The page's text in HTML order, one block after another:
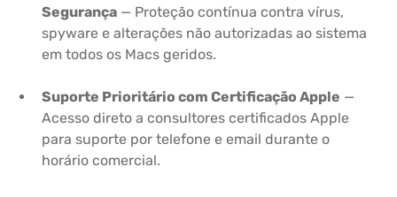
Segurança — Proteção contínua contra vírus,
spyware e alterações não autorizadas ao sistema
em todos os Macs geridos.
Suporte Prioritário com Certificação Apple —
Acesso direto a consultores certificados Apple
para suporte por telefone e email durante o
horário comercial.